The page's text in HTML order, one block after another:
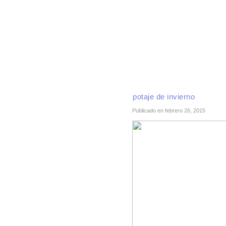
potaje de invierno
Publicado en febrero 26, 2015